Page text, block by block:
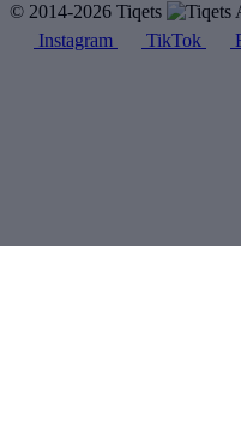
© 2014-2026 Tiqets
Instagram
TikTok